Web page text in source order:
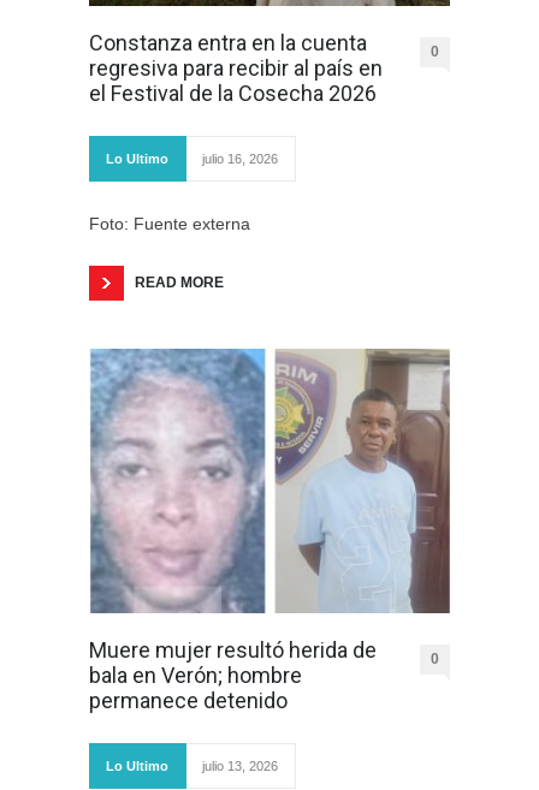
Constanza entra en la cuenta
regresiva para recibir al país en
el Festival de la Cosecha 2026
0
Lo Ultimo julio 16, 2026
Foto: Fuente externa
READ MORE
Muere mujer resultó herida de
bala en Verón; hombre
permanece detenido
0
Lo Ultimo julio 13, 2026